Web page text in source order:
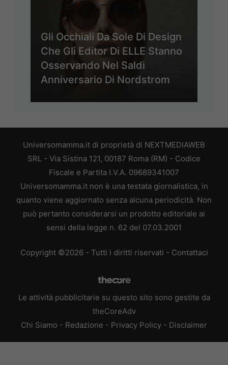
Gli Occhiali Da Sole Di Design
Che Gli Editor Di ELLE Stanno
Osservando Nel Saldi
Anniversario Di Nordstrom
Universomamma.it di proprietà di NEXTMEDIAWEB
SRL - Via Sistina 121, 00187 Roma (RM) - Codice
Fiscale e Partita I.V.A. 09689341007
Universomamma.it non è una testata giornalistica, in
quanto viene aggiornato senza alcuna periodicità. Non
può pertanto considerarsi un prodotto editoriale ai
sensi della legge n. 62 del 07.03.2001
Copyright ©2026 - Tutti i diritti riservati - Contattaci
Le attività pubblicitarie su questo sito sono gestite da
theCoreAdv
Chi Siamo - Redazione - Privacy Policy - Disclaimer